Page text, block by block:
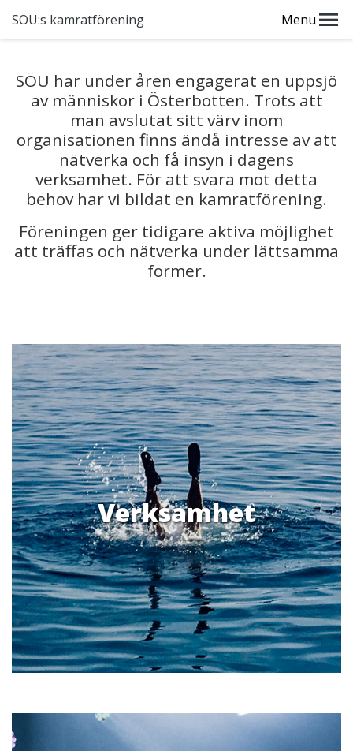
SÖU:s kamratförening Menu
SÖU har under åren engagerat en uppsjö
av människor i Österbotten. Trots att
man avslutat sitt värv inom
organisationen finns ändå intresse av att
nätverka och få insyn i dagens
verksamhet. För att svara mot detta
behov har vi bildat en kamratförening.
Föreningen ger tidigare aktiva möjlighet
att träffas och nätverka under lättsamma
former.
Verksamhet